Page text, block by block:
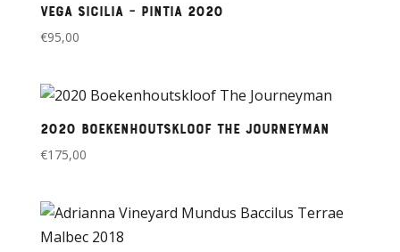
Vega Sicilia – Pintia 2020
€95,00
2020 Boekenhoutskloof The Journeyman
€175,00